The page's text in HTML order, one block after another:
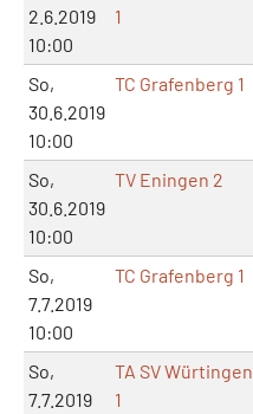
2.6.2019
10:00
1
So,
30.6.2019
10:00
TC Grafenberg 1
So,
30.6.2019
10:00
TV Eningen 2
So,
7.7.2019
10:00
TC Grafenberg 1
So,
7.7.2019
TA SV Würtingen
1